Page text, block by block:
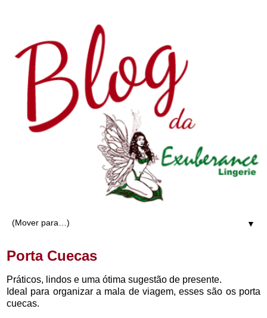
▼
Porta Cuecas
Práticos, lindos e uma ótima sugestão de presente.
Ideal para organizar a mala de viagem, esses são os porta
cuecas.